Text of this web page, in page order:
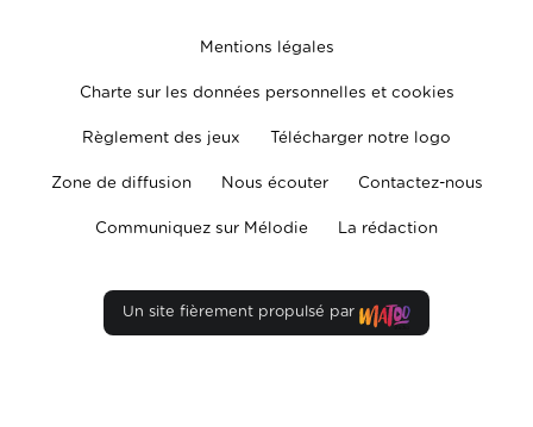
Mentions légales
Charte sur les données personnelles et cookies
Règlement des jeux Télécharger notre logo
Zone de diffusion Nous écouter Contactez-nous
Communiquez sur Mélodie La rédaction
Un site fièrement propulsé par